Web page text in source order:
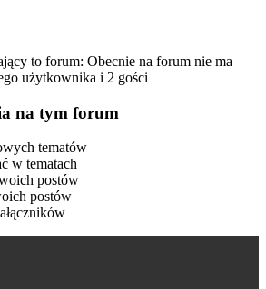
to forum: Obecnie na forum nie ma
użytkownika i 2 gości
na tym forum
tematów
w tematach
postów
postów